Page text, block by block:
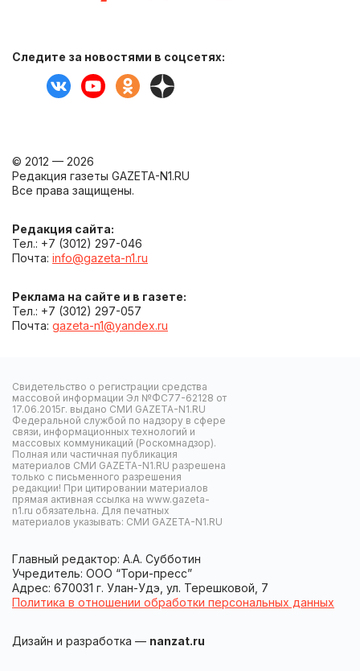
Следите за новостями в соцсетях:
© 2012 — 2026
Редакция газеты GAZETA-N1.RU
Все права защищены.
Редакция сайта:
Тел.: +7 (3012) 297-046
Почта: info@gazeta-n1.ru
Реклама на сайте и в газете:
Тел.: +7 (3012) 297-057
Почта: gazeta-n1@yandex.ru
Свидетельство о регистрации средства
массовой информации Эл №ФС77-62128 от
17.06.2015г. выдано СМИ GAZETA-N1.RU
Федеральной службой по надзору в сфере
связи, информационных технологий и
массовых коммуникаций (Роскомнадзор).
Полная или частичная публикация
материалов СМИ GAZETA-N1.RU разрешена
только с письменного разрешения
редакции! При цитировании материалов
прямая активная ссылка на www.gazeta-
n1.ru обязательна. Для печатных
материалов указывать: СМИ GAZETA-N1.RU
Главный редактор: А.А. Субботин
Учредитель: ООО “Тори-пресс”
Адрес: 670031 г. Улан-Удэ, ул. Терешковой, 7
Политика в отношении обработки персональных данных
Дизайн и разработка — nanzat.ru